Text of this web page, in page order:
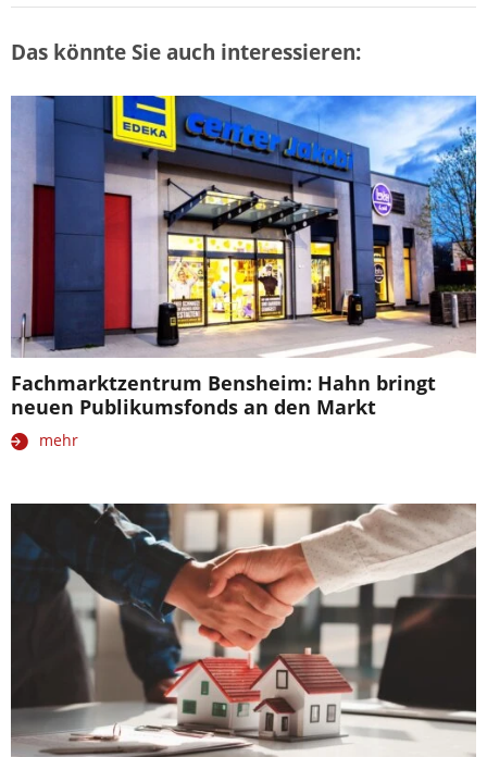
Das könnte Sie auch interessieren:
Fachmarktzentrum Bensheim: Hahn bringt
neuen Publikumsfonds an den Markt
mehr